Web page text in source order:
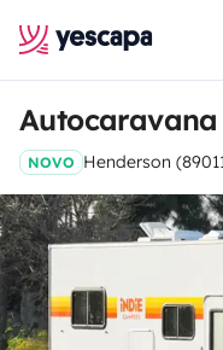
NOVO Henderson